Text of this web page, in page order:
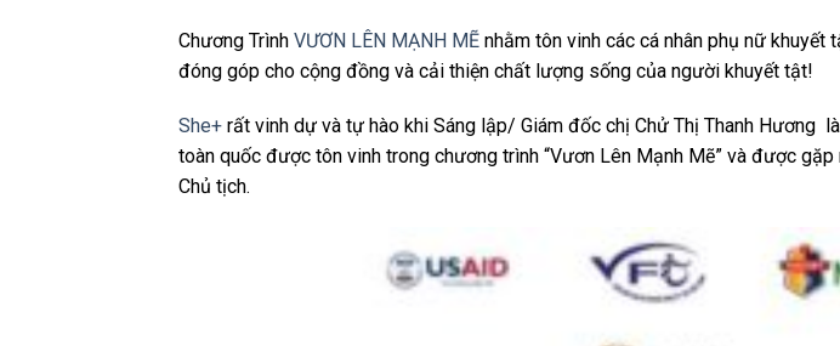
Chương Trình VƯƠN LÊN MẠNH MẼ nhằm tôn vinh các cá nhân phụ nữ khuyết
đóng góp cho cộng đồng và cải thiện chất lượng sống của người khuyết tật!
She+ rất vinh dự và tự hào khi Sáng lập/ Giám đốc chị Chử Thị Thanh Hương
toàn quốc được tôn vinh trong chương trình “Vươn Lên Mạnh Mẽ” và được
Chủ tịch.